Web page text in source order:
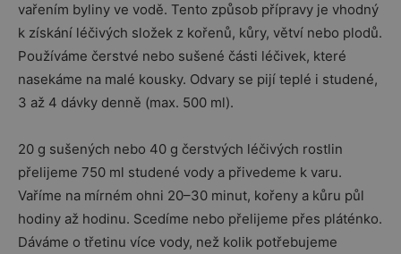
vařením byliny ve vodě. Tento způsob přípravy je vhodný
k získání léčivých složek z kořenů, kůry, větví nebo plodů.
Používáme čerstvé nebo sušené části léčivek, které
nasekáme na malé kousky. Odvary se pijí teplé i studené,
3 až 4 dávky denně (max. 500 ml).
20 g sušených nebo 40 g čerstvých léčivých rostlin
přelijeme 750 ml studené vody a přivedeme k varu.
Vaříme na mírném ohni 20–30 minut, kořeny a kůru půl
hodiny až hodinu. Scedíme nebo přelijeme přes pláténko.
Dáváme o třetinu více vody, než kolik potřebujeme